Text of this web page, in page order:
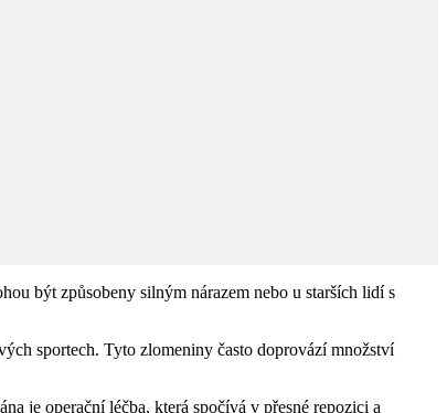
být způsobeny silným nárazem nebo u starších lidí s
sportech. Tyto zlomeniny často doprovází množství
je operační léčba, která spočívá v přesné repozici a